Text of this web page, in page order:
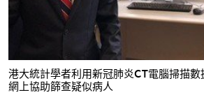
港大統計學者利用新冠肺炎CT電腦掃描
網上協助篩查疑似病人